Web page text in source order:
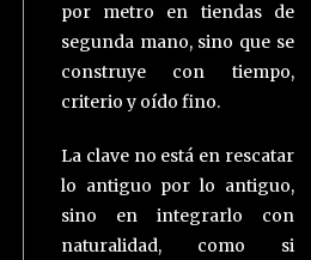
por metro en tiendas de
segunda mano, sino que se
construye con tiempo,
criterio y oído fino.
La clave no está en rescatar
lo antiguo por lo antiguo,
sino en integrarlo con
naturalidad, como si